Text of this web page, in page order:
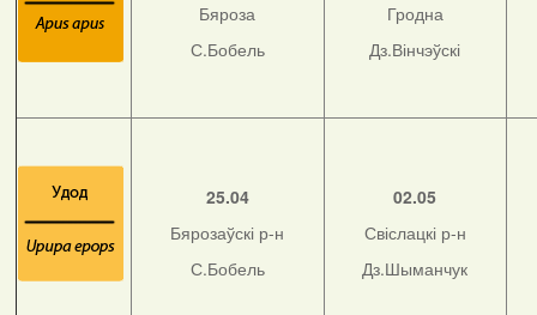
Бяроза
С.Бобель
Гродна
Дз.Вінчэўскі
25.04
Бярозаўскі р-н
С.Бобель
02.05
Свіслацкі р-н
Дз.Шыманчук